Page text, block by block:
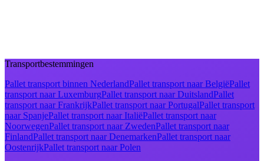
Transportbestemmingen
Pallet transport binnen NederlandPallet transport naar BelgiëPallet
transport naar LuxemburgPallet transport naar DuitslandPallet
transport naar FrankrijkPallet transport naar PortugalPallet transport
naar SpanjePallet transport naar ItaliëPallet transport naar
NoorwegenPallet transport naar ZwedenPallet transport naar
FinlandPallet transport naar DenemarkenPallet transport naar
OostenrijkPallet transport naar Polen